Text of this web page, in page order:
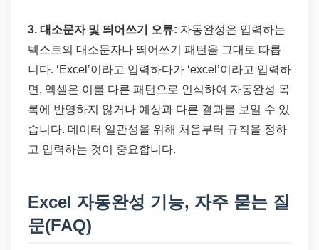
3. 대소문자 및 띄어쓰기 오류: 자동완성은 입력하는
텍스트의 대소문자나 띄어쓰기 패턴을 그대로 따릅
니다. ‘Excel’이라고 입력하다가 ‘excel’이라고 입력하
면, 엑셀은 이를 다른 패턴으로 인식하여 자동완성 목
록에 반영하지 않거나 예상과 다른 결과를 보일 수 있
습니다. 데이터 일관성을 위해 처음부터 규칙을 정하
고 입력하는 것이 중요합니다.
Excel 자동완성 기능, 자주 묻는 질
문(FAQ)